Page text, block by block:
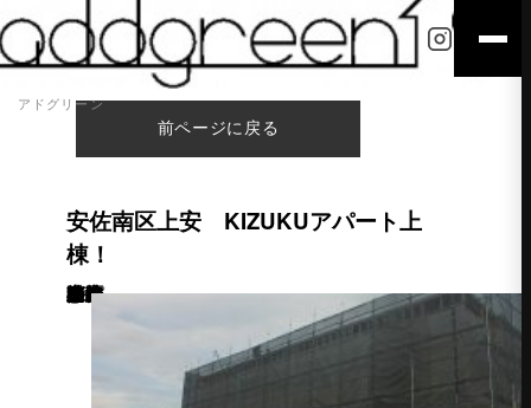
アドグリーン
前ページに戻る
安佐南区上安 KIZUKUアパート上
棟！
こんにちは。 安佐南区上安に建築中の木造3階建アパート2棟のうち1棟の上棟が終わりました！